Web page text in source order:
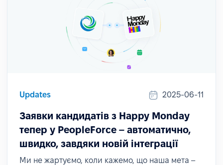
Updates 2025-06-11
Заявки кандидатів з Happy Monday
тепер у PeopleForce – автоматично,
швидко, завдяки новій інтеграції
Ми не жартуємо, коли кажемо, що наша мета –